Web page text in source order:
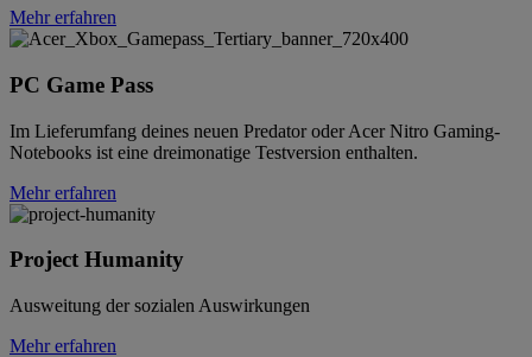
Mehr erfahren
PC Game Pass
Im Lieferumfang deines neuen Predator oder Acer Nitro Gaming-
Notebooks ist eine dreimonatige Testversion enthalten.
Mehr erfahren
Project Humanity
Ausweitung der sozialen Auswirkungen
Mehr erfahren